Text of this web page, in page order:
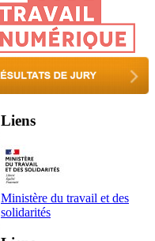
Liens
Ministère du travail et des
solidarités